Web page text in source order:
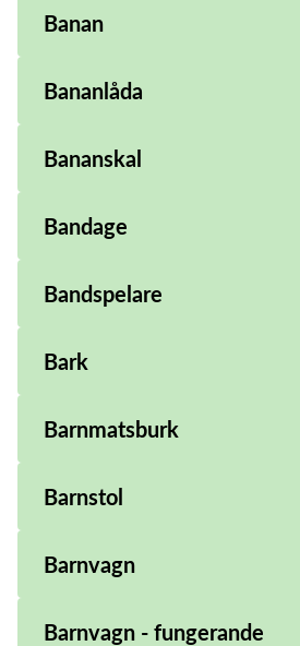
Banan
Bananlåda
Bananskal
Bandage
Bandspelare
Bark
Barnmatsburk
Barnstol
Barnvagn
Barnvagn - fungerande